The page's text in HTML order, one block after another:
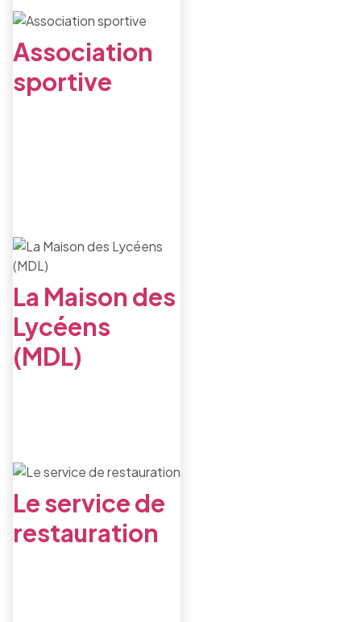
Association
sportive
La Maison des
Lycéens
(MDL)
Le service de
restauration